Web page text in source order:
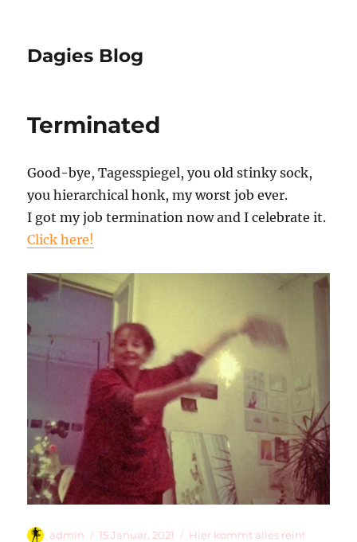
Dagies Blog
Terminated
Good-bye, Tagesspiegel, you old stinky sock,
you hierarchical honk, my worst job ever.
I got my job termination now and I celebrate it.
Click here!
Autor
admin
Veröffentlicht
15 Januar, 2021 Kategorien
Hier kommt alles rein!